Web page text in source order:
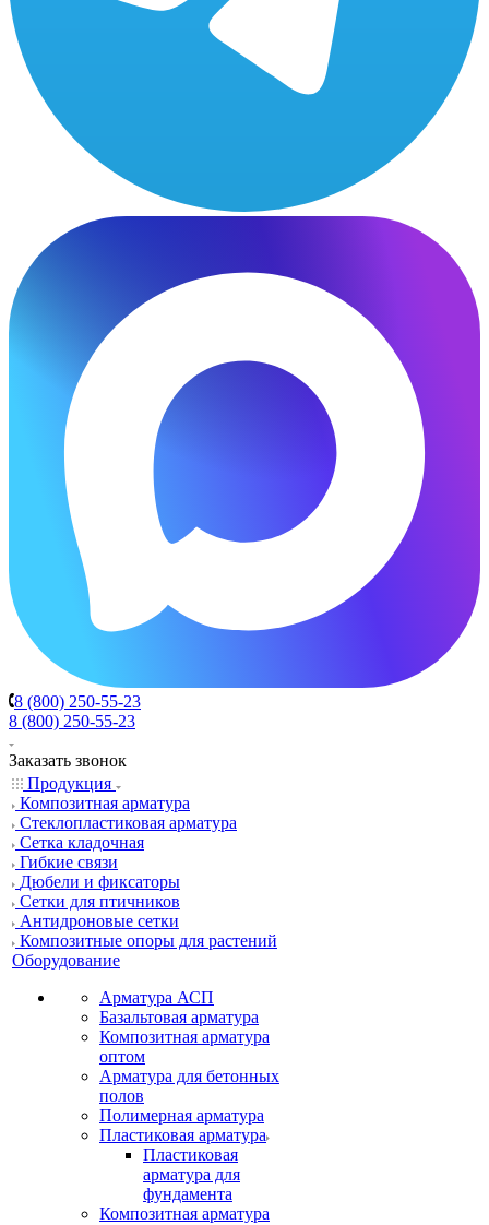
8 (800) 250-55-23
8 (800) 250-55-23
Заказать звонок
Продукция
Композитная арматура
Cтеклопластиковая арматура
Сетка кладочная
Гибкие связи
Дюбели и фиксаторы
Сетки для птичников
Антидроновые сетки
Композитные опоры для растений
Оборудование
Арматура АСП
Базальтовая арматура
Композитная арматура
оптом
Арматура для бетонных
полов
Полимерная арматура
Пластиковая арматура
Пластиковая
арматура для
фундамента
Композитная арматура